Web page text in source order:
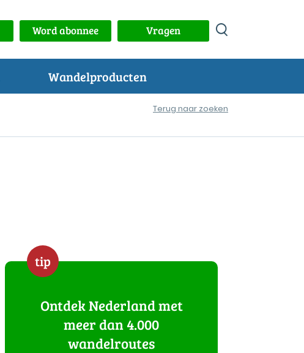
Word abonnee Vragen
Wandelproducten
Terug naar zoeken
tip
Ontdek Nederland met
meer dan 4.000
wandelroutes